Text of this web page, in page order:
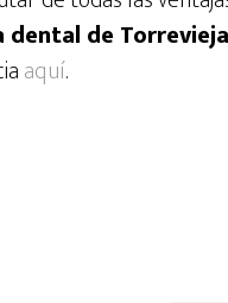
dental de Torrevieja
aquí.